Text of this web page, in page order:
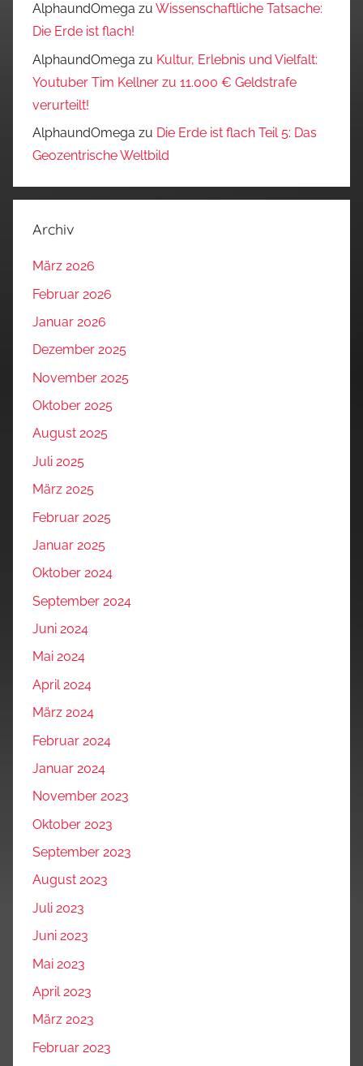
AlphaundOmega zu Wissenschaftliche Tatsache:
Die Erde ist flach!
AlphaundOmega zu Kultur, Erlebnis und Vielfalt:
Youtuber Tim Kellner zu 11.000 € Geldstrafe
verurteilt!
AlphaundOmega zu Die Erde ist flach Teil 5: Das
Geozentrische Weltbild
Archiv
März 2026
Februar 2026
Januar 2026
Dezember 2025
November 2025
Oktober 2025
August 2025
Juli 2025
März 2025
Februar 2025
Januar 2025
Oktober 2024
September 2024
Juni 2024
Mai 2024
April 2024
März 2024
Februar 2024
Januar 2024
November 2023
Oktober 2023
September 2023
August 2023
Juli 2023
Juni 2023
Mai 2023
April 2023
März 2023
Februar 2023